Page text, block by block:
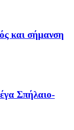
και σήμανση
Σπήλαιο-